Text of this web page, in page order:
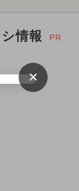
情報 PR
×